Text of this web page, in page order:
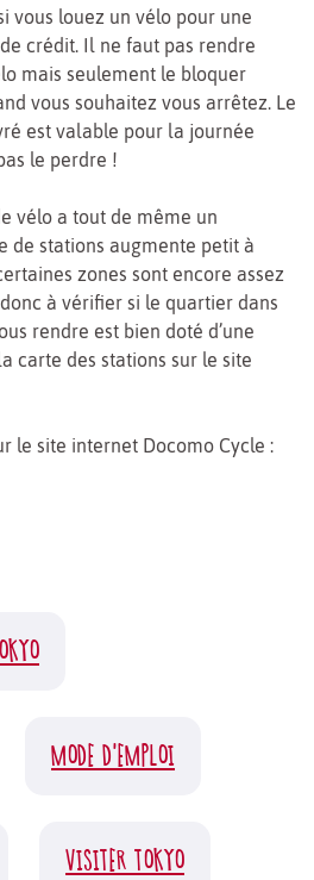
vous louez un vélo pour une
crédit. Il ne faut pas rendre
mais seulement le bloquer
vous souhaitez vous arrêtez. Le
est valable pour la journée
le perdre !
vélo a tout de même un
de stations augmente petit à
zones sont encore assez
à vérifier si le quartier dans
rendre est bien doté d’une
carte des stations sur le site
le site internet Docomo Cycle :
MODE D'EMPLOI
VISITER TOKYO